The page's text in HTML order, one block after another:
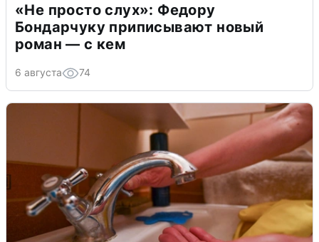
«Не просто слух»: Федору
Бондарчуку приписывают новый
роман — с кем
6 августа 74